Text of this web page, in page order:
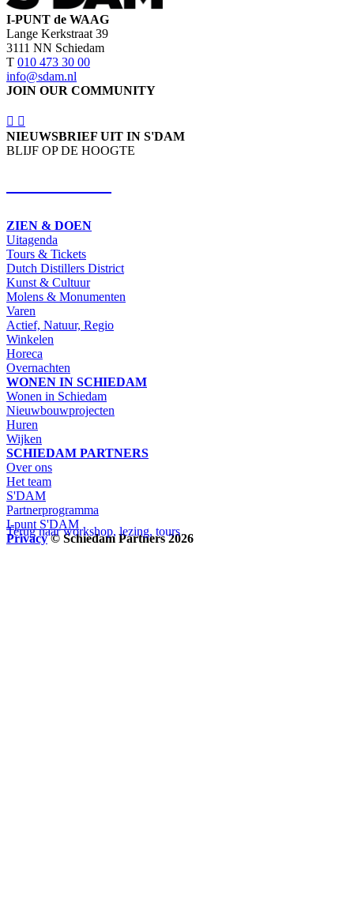
Terug naar workshop, lezing, tours
I-PUNT de WAAG
Lange Kerkstraat 39
3111 NN Schiedam
T 010 473 30 00
info@sdam.nl
JOIN OUR COMMUNITY
NIEUWSBRIEF UIT IN S'DAM
BLIJF OP DE HOOGTE
ZIEN & DOEN
Uitagenda
Tours & Tickets
Dutch Distillers District
Kunst & Cultuur
Molens & Monumenten
Varen
Actief, Natuur, Regio
Winkelen
Horeca
Overnachten
WONEN IN SCHIEDAM
Wonen in Schiedam
Nieuwbouwprojecten
Huren
Wijken
SCHIEDAM PARTNERS
Over ons
Het team
S'DAM
Partnerprogramma
I-punt S'DAM
Privacy © Schiedam Partners 2026